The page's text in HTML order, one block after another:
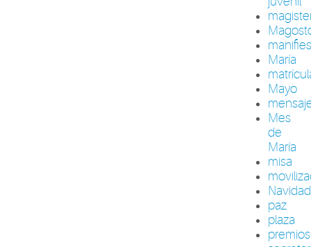
María
Mayo
Mes
de
María
misa
Navidad
paz
plaza
premios